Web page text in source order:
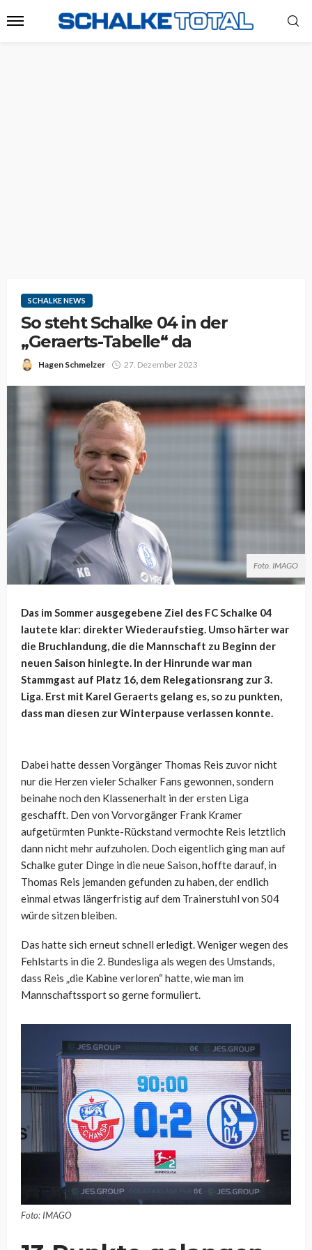
SCHALKE NEWS
So steht Schalke 04 in der
„Geraerts-Tabelle“ da
Hagen Schmelzer 27. Dezember 2023
Foto. IMAGO
Das im Sommer ausgegebene Ziel des FC Schalke 04
lautete klar: direkter Wiederaufstieg. Umso härter war
die Bruchlandung, die die Mannschaft zu Beginn der
neuen Saison hinlegte. In der Hinrunde war man
Stammgast auf Platz 16, dem Relegationsrang zur 3.
Liga. Erst mit Karel Geraerts gelang es, so zu punkten,
dass man diesen zur Winterpause verlassen konnte.
Dabei hatte dessen Vorgänger Thomas Reis zuvor nicht
nur die Herzen vieler Schalker Fans gewonnen, sondern
beinahe noch den Klassenerhalt in der ersten Liga
geschafft. Den von Vorvorgänger Frank Kramer
aufgetürmten Punkte-Rückstand vermochte Reis letztlich
dann nicht mehr aufzuholen. Doch eigentlich ging man auf
Schalke guter Dinge in die neue Saison, hoffte darauf, in
Thomas Reis jemanden gefunden zu haben, der endlich
einmal etwas längerfristig auf dem Trainerstuhl von S04
würde sitzen bleiben.
Das hatte sich erneut schnell erledigt. Weniger wegen des
Fehlstarts in die 2. Bundesliga als wegen des Umstands,
dass Reis „die Kabine verloren“ hatte, wie man im
Mannschaftssport so gerne formuliert.
Foto: IMAGO